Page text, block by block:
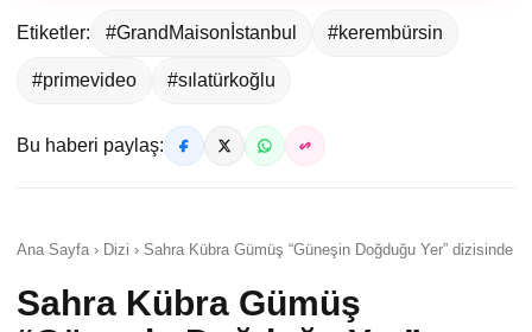
Etiketler: #GrandMaisonİstanbul #kerembürsin
#primevideo #sılatürkoğlu
Bu haberi paylaş:
Ana Sayfa › Dizi › Sahra Kübra Gümüş “Güneşin Doğduğu Yer” dizisinde
Sahra Kübra Gümüş